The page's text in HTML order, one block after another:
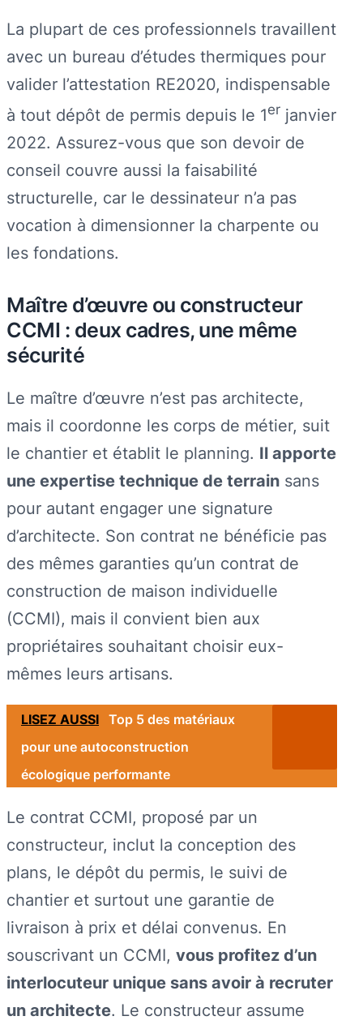
La plupart de ces professionnels travaillent
avec un bureau d’études thermiques pour
valider l’attestation RE2020, indispensable
à tout dépôt de permis depuis le 1er janvier
2022. Assurez-vous que son devoir de
conseil couvre aussi la faisabilité
structurelle, car le dessinateur n’a pas
vocation à dimensionner la charpente ou
les fondations.
Maître d’œuvre ou constructeur
CCMI : deux cadres, une même
sécurité
Le maître d’œuvre n’est pas architecte,
mais il coordonne les corps de métier, suit
le chantier et établit le planning. Il apporte
une expertise technique de terrain sans
pour autant engager une signature
d’architecte. Son contrat ne bénéficie pas
des mêmes garanties qu’un contrat de
construction de maison individuelle
(CCMI), mais il convient bien aux
propriétaires souhaitant choisir eux-
mêmes leurs artisans.
LISEZ AUSSI Top 5 des matériaux
pour une autoconstruction
écologique performante
Le contrat CCMI, proposé par un
constructeur, inclut la conception des
plans, le dépôt du permis, le suivi de
chantier et surtout une garantie de
livraison à prix et délai convenus. En
souscrivant un CCMI, vous profitez d’un
interlocuteur unique sans avoir à recruter
un architecte. Le constructeur assume